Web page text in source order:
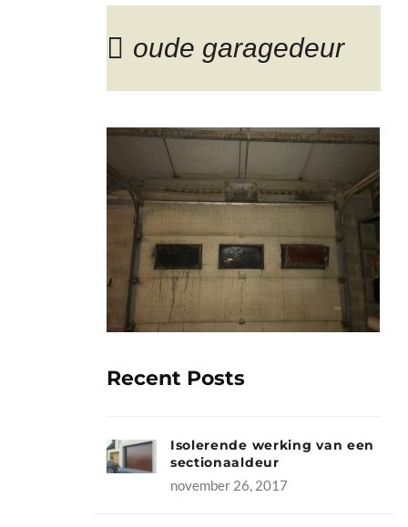
oude garagedeur
Recent Posts
Isolerende werking van een
sectionaaldeur
november 26, 2017